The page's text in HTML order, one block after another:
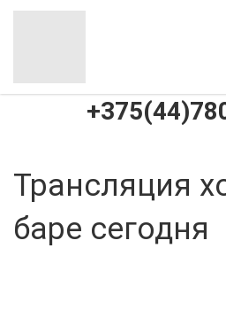
Трансляция
баре сегодня